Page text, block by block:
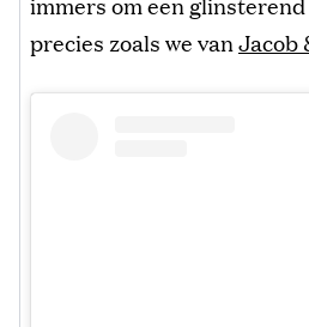
precies zoals we vanJacob